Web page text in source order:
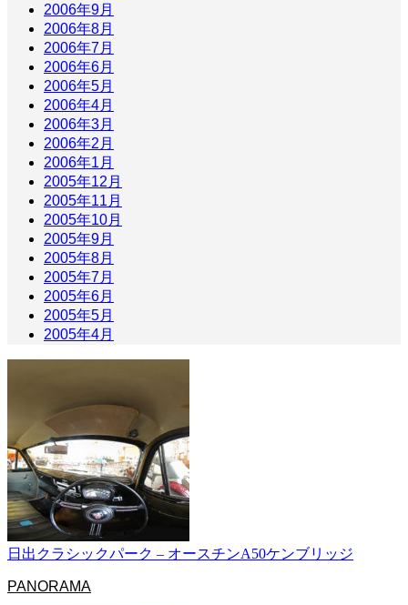
2006年9月
2006年8月
2006年7月
2006年6月
2006年5月
2006年4月
2006年3月
2006年2月
2006年1月
2005年12月
2005年11月
2005年10月
2005年9月
2005年8月
2005年7月
2005年6月
2005年5月
2005年4月
日出クラシックパーク – オースチンA50ケンブリッジ
PANORAMA